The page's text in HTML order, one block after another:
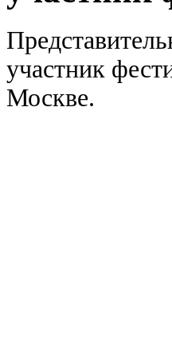
участник
Москве.